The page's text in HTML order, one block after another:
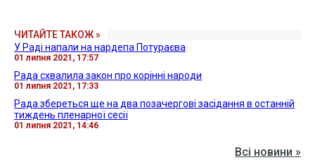
ЧИТАЙТЕ ТАКОЖ »
У Раді напали на нардепа Потураєва
01 липня 2021, 17:57
Рада схвалила закон про корінні народи
01 липня 2021, 17:33
Рада збереться ще на два позачергові засідання в останній
тиждень пленарної сесії
01 липня 2021, 14:46
Всі новини »